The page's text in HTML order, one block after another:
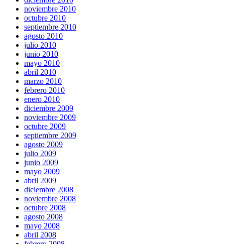
noviembre 2010
octubre 2010
septiembre 2010
agosto 2010
julio 2010
junio 2010
mayo 2010
abril 2010
marzo 2010
febrero 2010
enero 2010
diciembre 2009
noviembre 2009
octubre 2009
septiembre 2009
agosto 2009
julio 2009
junio 2009
mayo 2009
abril 2009
diciembre 2008
noviembre 2008
octubre 2008
agosto 2008
mayo 2008
abril 2008